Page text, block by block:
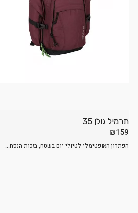
תרמיל גולן 35
₪159
הפתרון האופטימלי לטיולי יום בשטח, בזכות הנפח...